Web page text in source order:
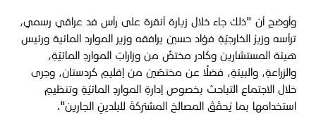
وأوضح أن "ذلك جاء خلال زيارة أنقرة على رأس فد عراقي رسمي،
ترأسه وزيرُ الخارجيّةِ فؤاد حسين يرافقه وزير الموارد المائية ورئيس
هيئة المستشارين وكادر مختصٍّ من وزاراتِ المواردِ المائيّةِ،
والزراعةِ، والبيئةِ، فضلًا عن مختصّين من إقليمِ كردستان، وجرى
خلال الاجتماع التباحث بخصوص إدارةِ المواردِ المائيّةِ وتنظيمِ
استخدامها بما يُحقّقُ المصالحَ المشتركةَ للبلدينِ الجارين".